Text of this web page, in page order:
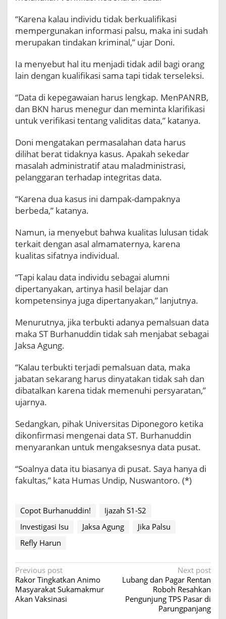
“Karena kalau individu tidak berkualifikasi
mempergunakan informasi palsu, maka ini sudah
merupakan tindakan kriminal,” ujar Doni.
Ia menyebut hal itu menjadi tidak adil bagi orang
lain dengan kualifikasi sama tapi tidak terseleksi.
“Data di kepegawaian harus lengkap. MenPANRB,
dan BKN harus menegur dan meminta klarifikasi
untuk verifikasi tentang validitas data,” katanya.
Doni mengatakan permasalahan data harus
dilihat berat tidaknya kasus. Apakah sekedar
masalah administratif atau maladministrasi,
pelanggaran terhadap integritas data.
“Karena dua kasus ini dampak-dampaknya
berbeda,” katanya.
Namun, ia menyebut bahwa kualitas lulusan tidak
terkait dengan asal almamaternya, karena
kualitas sifatnya individual.
“Tapi kalau data individu sebagai alumni
dipertanyakan, artinya hasil belajar dan
kompetensinya juga dipertanyakan,” lanjutnya.
Menurutnya, jika terbukti adanya pemalsuan data
maka ST Burhanuddin tidak sah menjabat sebagai
Jaksa Agung.
“Kalau terbukti terjadi pemalsuan data, maka
jabatan sekarang harus dinyatakan tidak sah dan
dibatalkan karena tidak memenuhi persyaratan,”
ujarnya.
Sedangkan, pihak Universitas Diponegoro ketika
dikonfirmasi mengenai data ST. Burhanuddin
menyarankan untuk mengaksesnya data pusat.
“Soalnya data itu biasanya di pusat. Saya hanya di
fakultas,” kata Humas Undip, Nuswantoro. (*)
Copot Burhanuddin!
Ijazah S1-S2
Investigasi Isu
Jaksa Agung
Jika Palsu
Refly Harun
P
o
s
Previous post
Rakor Tingkatkan Animo
Masyarakat Sukamakmur
Akan Vaksinasi
Next post
Lubang dan Pagar Rentan
Roboh Resahkan
Pengunjung TPS Pasar di
Parungpanjang